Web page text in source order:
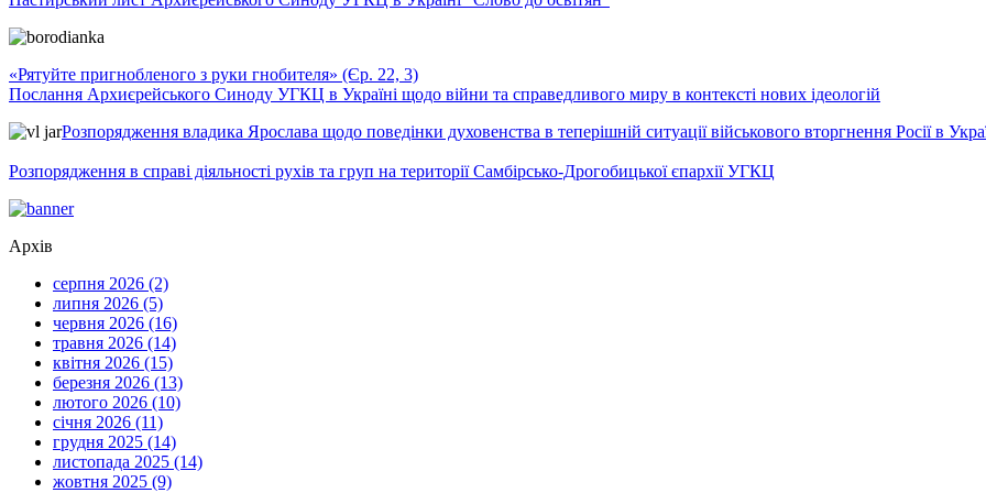
«Рятуйте пригнобленого з руки гнобителя» (Єр. 22, 3)
Послання Архиєрейського Синоду УГКЦ в Україні щодо війни та справедливого миру в контексті нових ідеологій
Розпорядження владика Ярослава щодо поведінки духовенства в теперішній ситуації військового вторгнення Росії в
Розпорядження в справі діяльності рухів та груп на території Самбірсько-Дрогобицької єпархії УГКЦ
Архів
серпня 2026 (2)
липня 2026 (5)
червня 2026 (16)
травня 2026 (14)
квітня 2026 (15)
березня 2026 (13)
лютого 2026 (10)
січня 2026 (11)
грудня 2025 (14)
листопада 2025 (14)
жовтня 2025 (9)